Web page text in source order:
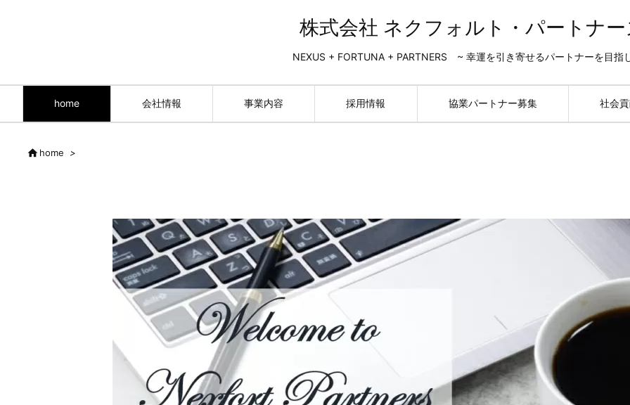
株式会社 ネクフォルト・パートナ
NEXUS + FORTUNA + PARTNERS ~ 幸運を引き寄せるパートナーを目指
home 会社情報 事業内容 採用情報 協業パートナー募集 社会
home >